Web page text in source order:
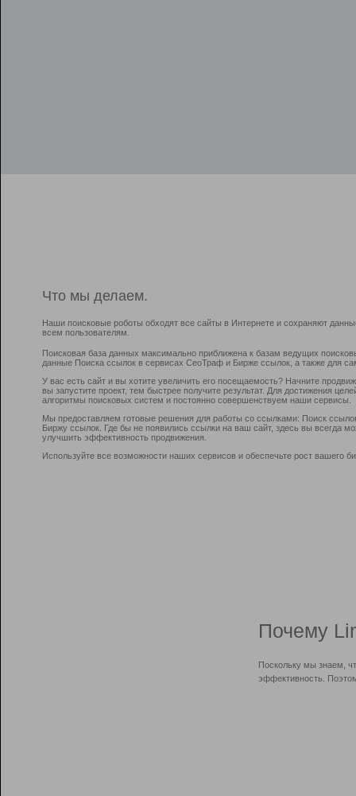
Что мы делаем.
Наши поисковые роботы обходят все сайты в Интернете и сохраняют
всем пользователям.
Поисковая база данных максимально приближена к базам ведущих
данные Поиска ссылок в сервисах СеоТраф и Бирже ссылок, а также для
У вас есть сайт и вы хотите увеличить его посещаемость? Начните
вы запустите проект, тем быстрее получите результат. Для достижения
алгоритмы поисковых систем и постоянно совершенствуем наши сервисы.
Мы предоставляем готовые решения для работы со ссылками: Поиск
Биржу ссылок. Где бы не появились ссылки на ваш сайт, здесь вы всегда
улучшить эффективность продвижения.
Используйте все возможности наших сервисов и обеспечьте рост вашего
Почему
Поскольку мы знаем,
эффективность.